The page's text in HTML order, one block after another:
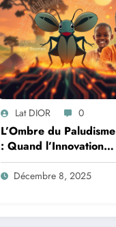
Lat DIOR 0
L’Ombre du Paludisme
: Quand l’Innovation
Africaine et l’IA
Redéfinissent la Lutte
Décembre 8, 2025